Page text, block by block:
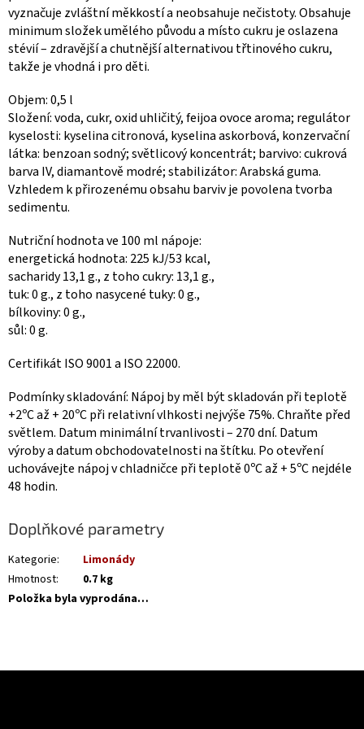
vyznačuje zvláštní měkkostí a neobsahuje nečistoty. Obsahuje
minimum složek umělého původu a místo cukru je oslazena
stévií – zdravější a chutnější alternativou třtinového cukru,
takže je vhodná i pro děti.
Objem: 0,5 l
Složení: voda, cukr, oxid uhličitý, feijoa ovoce aroma; regulátor
kyselosti: kyselina citronová, kyselina askorbová, konzervační
látka: benzoan sodný; světlicový koncentrát; barvivo: cukrová
barva IV, diamantově modré; stabilizátor: Arabská guma.
Vzhledem k přirozenému obsahu barviv je povolena tvorba
sedimentu.
Nutriční hodnota ve 100 ml nápoje:
energetická hodnota: 225 kJ/53 kcal,
sacharidy 13,1 g., z toho cukry: 13,1 g.,
tuk: 0 g., z toho nasycené tuky: 0 g.,
bílkoviny: 0 g.,
sůl: 0 g.
Certifikát ISO 9001 a ISO 22000.
Podmínky skladování: Nápoj by měl být skladován při teplotě
+2ºС až + 20ºС při relativní vlhkosti nejvýše 75%. Chraňte před
světlem. Datum minimální trvanlivosti – 270 dní. Datum
výroby a datum obchodovatelnosti na štítku. Po otevření
uchovávejte nápoj v chladničce při teplotě 0ºС až + 5ºС nejdéle
48 hodin.
Doplňkové parametry
Kategorie:
Limonády
Hmotnost:
0.7 kg
Položka byla vyprodána…